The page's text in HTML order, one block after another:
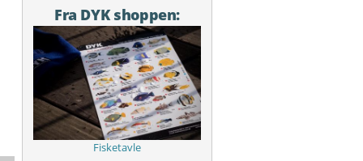
Fra DYK shoppen:
Fisketavle